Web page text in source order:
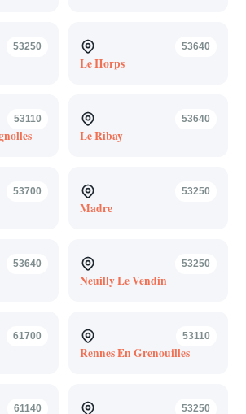
53250 53640
Le Horps
53110 53640
Le Ribay
53700 53250
Madre
53640 53250
Neuilly Le Vendin
61700 53110
Rennes En Grenouilles
61140 53250